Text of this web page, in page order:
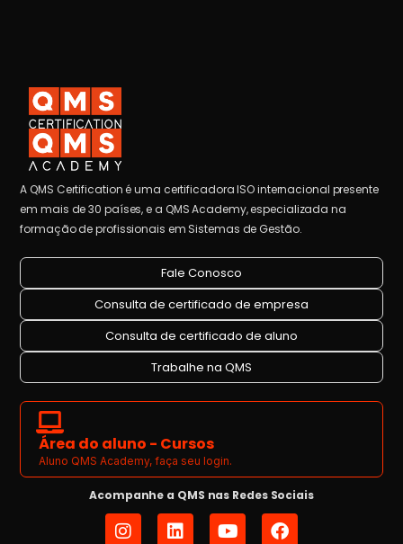
A QMS Certification é uma certificadora ISO internacional presente
em mais de 30 países, e a QMS Academy, especializada na
formação de profissionais em Sistemas de Gestão.
Fale Conosco
Consulta de certificado de empresa
Consulta de certificado de aluno
Trabalhe na QMS
Área do aluno - Cursos
Aluno QMS Academy, faça seu login.
Acompanhe a QMS nas Redes Sociais
I
n
L
i
Y
o
F
a